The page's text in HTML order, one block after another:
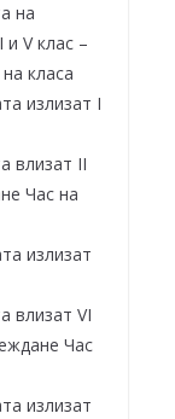
на
V клас –
класа
излизат I
влизат II
Час на
излизат
влизат VI
Час
излизат